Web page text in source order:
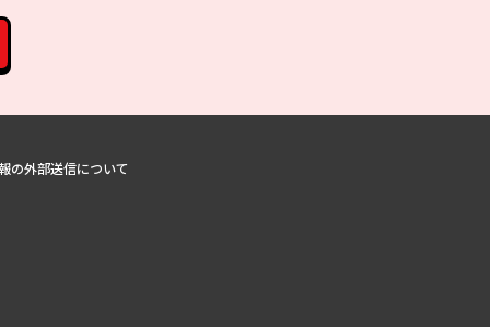
の外部送信について